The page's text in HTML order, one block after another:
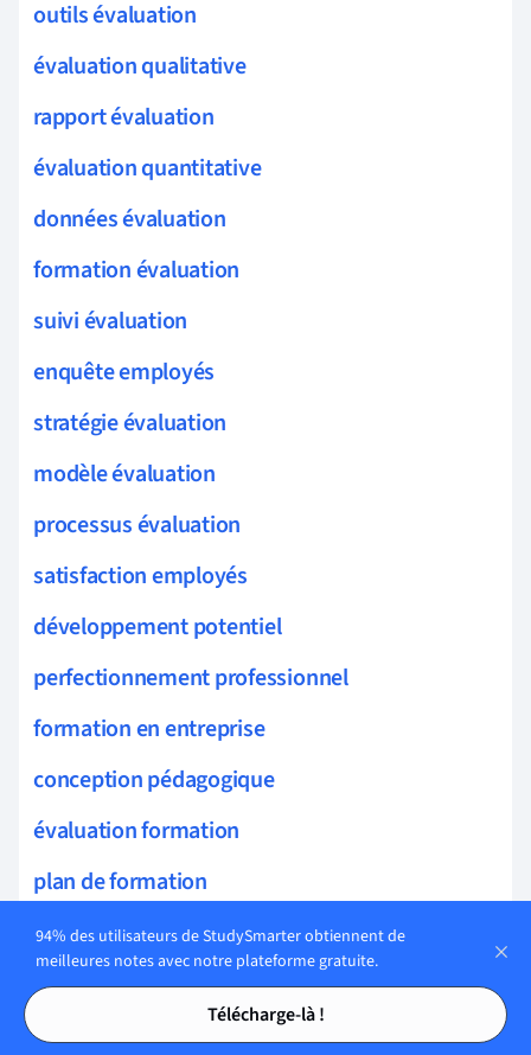
Tables des matières
Tables des matières
outils évaluation
évaluation qualitative
rapport évaluation
évaluation quantitative
données évaluation
formation évaluation
suivi évaluation
enquête employés
stratégie évaluation
modèle évaluation
processus évaluation
satisfaction employés
développement potentiel
perfectionnement professionnel
formation en entreprise
conception pédagogique
évaluation formation
plan de formation
séminaire de formation
mentorat professionnel
efficacité formation
94% des utilisateurs de StudySmarter obtiennent de
meilleures notes avec notre plateforme gratuite.
Télécharge-là !